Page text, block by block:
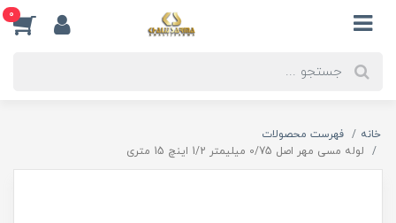
0
خانه
فهرست محصولات
لوله مسی مهر اصل 0/75 میلیمتر 1/2 اینچ 15 متری